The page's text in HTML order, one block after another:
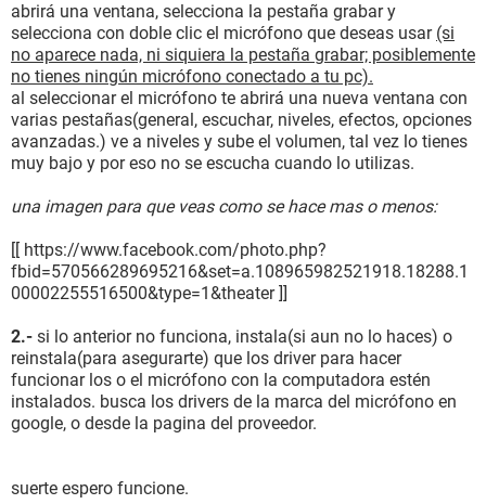
abrirá una ventana, selecciona la pestaña grabar y
selecciona con doble clic el micrófono que deseas usar (si
no aparece nada, ni siquiera la pestaña grabar; posiblemente
no tienes ningún micrófono conectado a tu pc).
al seleccionar el micrófono te abrirá una nueva ventana con
varias pestañas(general, escuchar, niveles, efectos, opciones
avanzadas.) ve a niveles y sube el volumen, tal vez lo tienes
muy bajo y por eso no se escucha cuando lo utilizas.
una imagen para que veas como se hace mas o menos:
[[ https://www.facebook.com/photo.php?
fbid=570566289695216&set=a.108965982521918.18288.1
00002255516500&type=1&theater ]]
2.- si lo anterior no funciona, instala(si aun no lo haces) o
reinstala(para asegurarte) que los driver para hacer
funcionar los o el micrófono con la computadora estén
instalados. busca los drivers de la marca del micrófono en
google, o desde la pagina del proveedor.
suerte espero funcione.